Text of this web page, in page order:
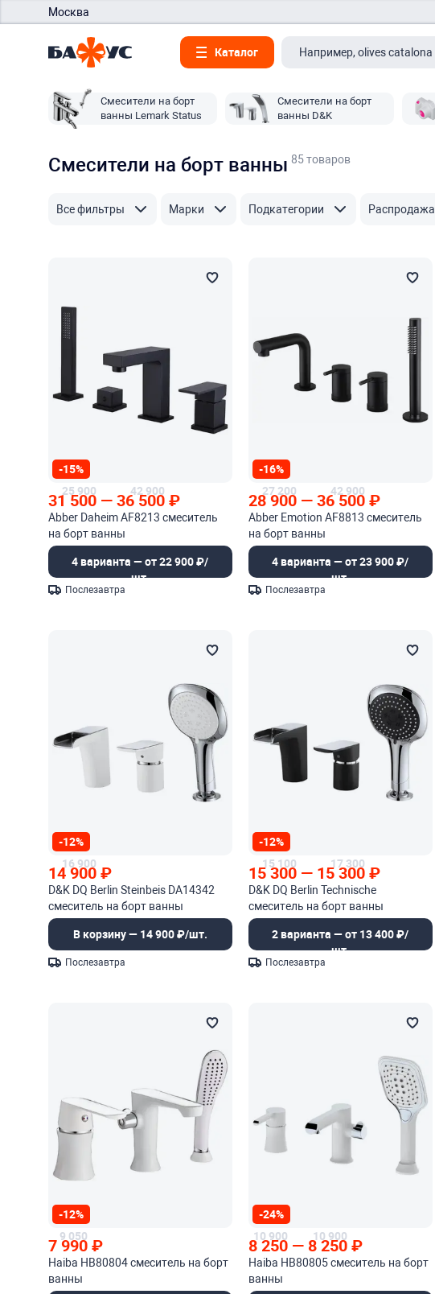
Москва
Каталог
Смесители на борт
ванны Lemark Status
Смесители на борт
ванны D&K
Смесители на борт ванны85 товаров
Все фильтры Марки Подкатегории Распродажа
-15%
25 900
31 500 — 42 900
36 500₽
Abber Daheim AF8213 смеситель
на борт ванны
4 варианта — от 22 900 ₽/
шт.
Послезавтра
-16%
27 200
28 900 — 42 900
36 500₽
Abber Emotion AF8813 смеситель
на борт ванны
4 варианта — от 23 900 ₽/
шт.
Послезавтра
-12%
16 900
14 900₽
D&K DQ Berlin Steinbeis DA14342
смеситель на борт ванны
В корзину — 14 900 ₽/шт.
Послезавтра
-12%
15 100
15 300 — 17 300
15 300₽
D&K DQ Berlin Technische
смеситель на борт ванны
2 варианта — от 13 400 ₽/
шт.
Послезавтра
-12%
9 050
7 990₽
Haiba HB80804 смеситель на борт
ванны
-24%
10 900
8 250 — 10 900
8 250₽
Haiba HB80805 смеситель на борт
ванны